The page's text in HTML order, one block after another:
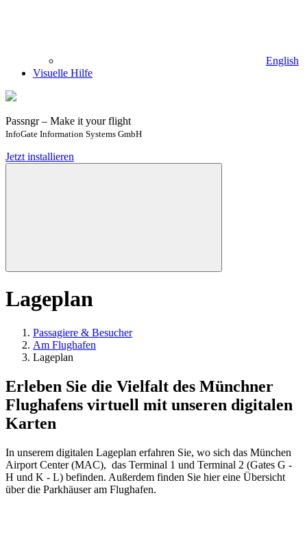
English
Visuelle Hilfe
Passngr – Make it your flight
InfoGate Information Systems GmbH
Jetzt installieren
Lageplan
Passagiere & Besucher
Am Flughafen
Lageplan
Erleben Sie die Vielfalt des Münchner
Flughafens virtuell mit unseren digitalen
Karten
In unserem digitalen Lageplan erfahren Sie, wo sich das München
Airport Center (MAC), das Terminal 1 und Terminal 2 (Gates G -
H und K - L) befinden. Außerdem finden Sie hier eine Übersicht
über die Parkhäuser am Flughafen.